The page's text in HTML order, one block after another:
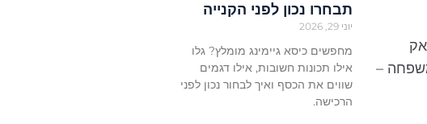
–
תבחרו נכון לפני הקנייה
יוני 29, 2026
מחפשים כיסא גיימינג מומלץ? גלו
אילו תכונות חשובות, אילו דגמים
שווים את הכסף ואיך לבחור נכון לפני
הרכישה.